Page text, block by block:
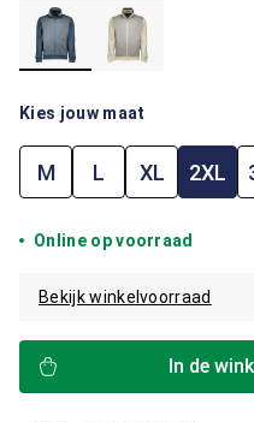
Kies jouw maat
M L XL 2XL
Online op voorraad
Bekijk winkelvoorraad
In de